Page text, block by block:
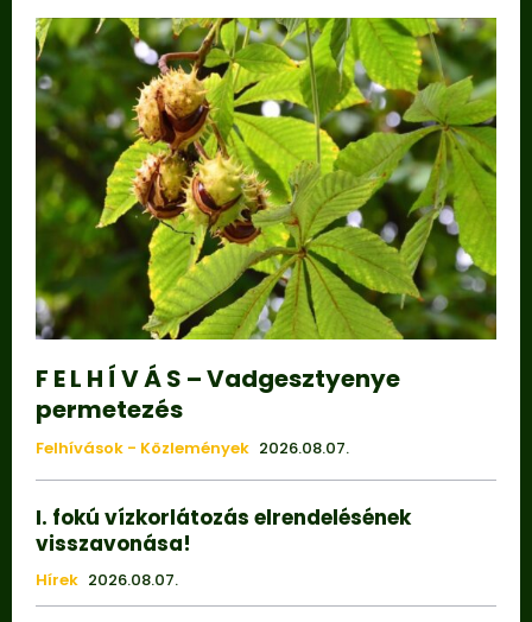
F E L H Í V Á S – Vadgesztyenye
permetezés
Felhívások - Közlemények 2026.08.07.
I. fokú vízkorlátozás elrendelésének
visszavonása!
Hírek 2026.08.07.